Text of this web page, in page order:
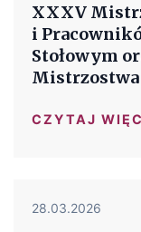
XXXV
i
Stołowym
Mistrzostwa
CZYTAJ
28.03.2026